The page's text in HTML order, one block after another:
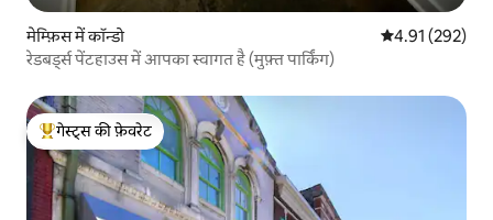
मेम्फ़िस में कॉन्डो औसत रेटिंग 5 में से
4.91 (292)
रेडबर्ड्स पेंटहाउस में आपका स्वागत है (मुफ़्त पार्किंग)
गेस्ट्स का टॉप फ़ेवरेट
गेस्ट्स की फ़ेवरेट